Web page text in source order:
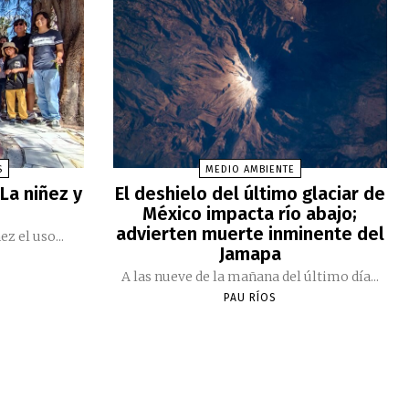
niñez y
el uso...
MEDIO AMBIENTE
El deshielo del último glaciar de
México impacta río abajo;
advierten muerte inminente del
Jamapa
A las nueve de la mañana del último día...
PAU RÍOS